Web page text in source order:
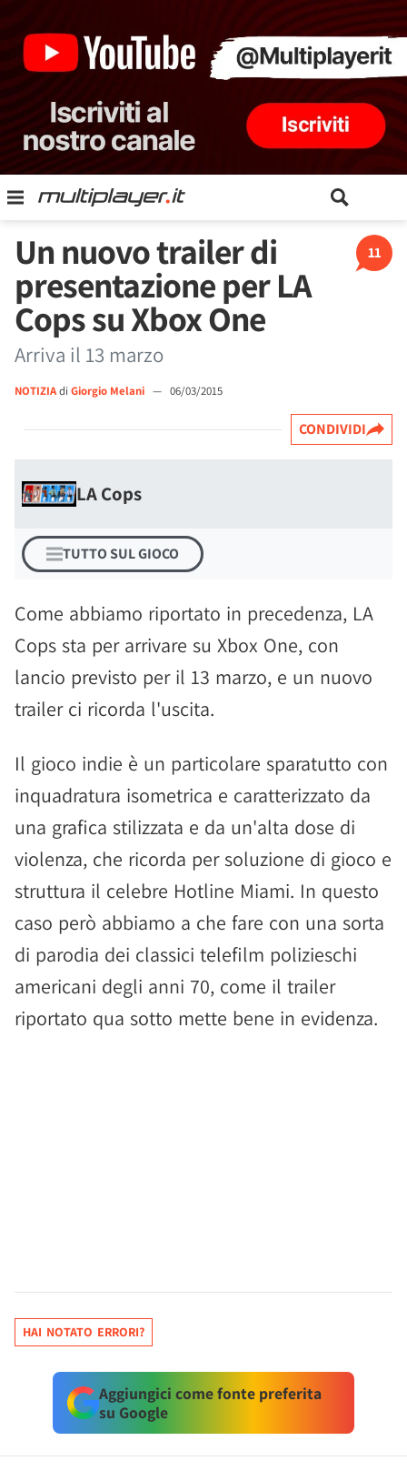
11
Un nuovo trailer di
presentazione per LA
Cops su Xbox One
Arriva il 13 marzo
NOTIZIAdi Giorgio Melani — 06/03/2015
CONDIVIDI
LA Cops
TUTTO SUL GIOCO
Come abbiamo riportato in precedenza, LA
Cops sta per arrivare su Xbox One, con
lancio previsto per il 13 marzo, e un nuovo
trailer ci ricorda l'uscita.
Il gioco indie è un particolare sparatutto con
inquadratura isometrica e caratterizzato da
una grafica stilizzata e da un'alta dose di
violenza, che ricorda per soluzione di gioco e
struttura il celebre Hotline Miami. In questo
caso però abbiamo a che fare con una sorta
di parodia dei classici telefilm polizieschi
americani degli anni 70, come il trailer
riportato qua sotto mette bene in evidenza.
HAI NOTATO ERRORI?
Aggiungici come fonte preferita
su Google